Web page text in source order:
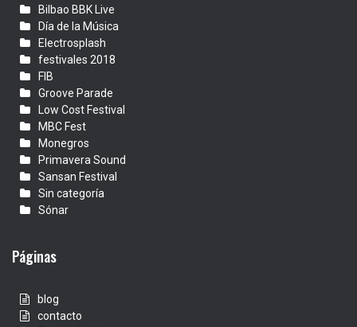
Bilbao BBK Live
Día de la Música
Electrosplash
festivales 2018
FIB
Groove Parade
Low Cost Festival
MBC Fest
Monegros
Primavera Sound
Sansan Festival
Sin categoría
Sónar
Páginas
blog
contacto